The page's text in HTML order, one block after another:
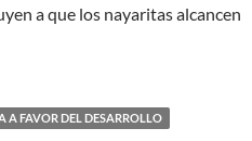
a que los nayaritas alcancen
A FAVOR DEL DESARROLLO